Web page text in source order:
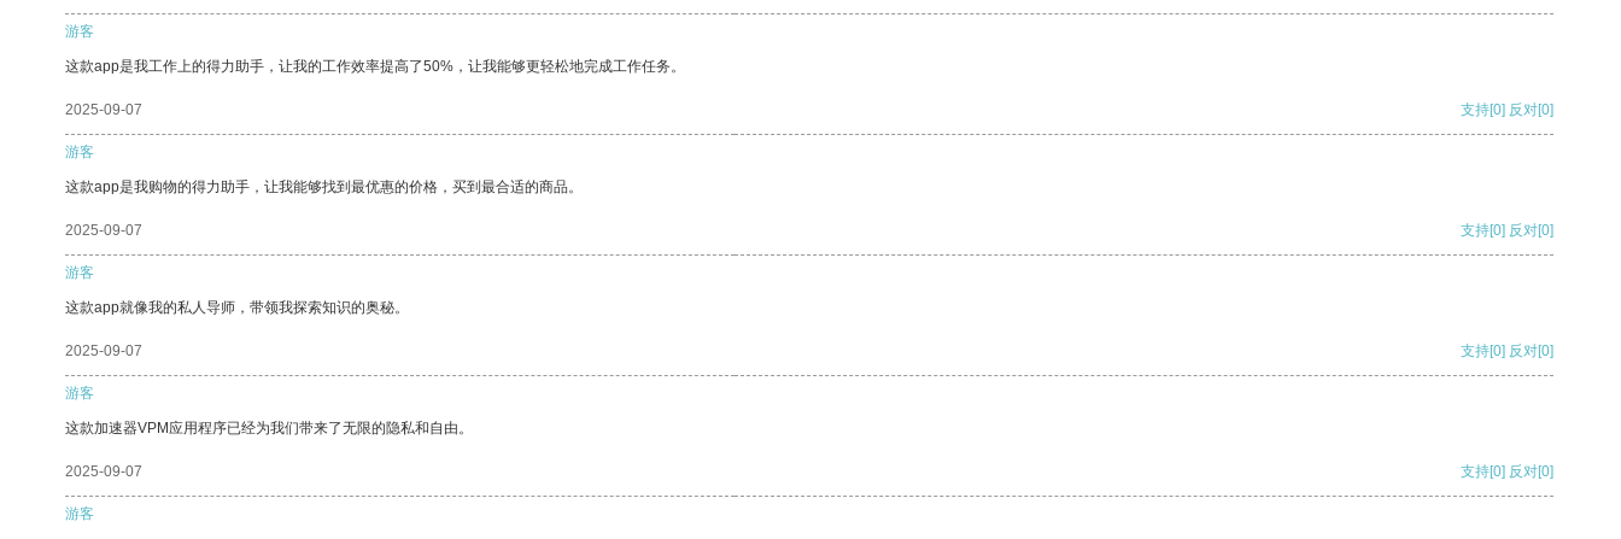
游客
这款app是我工作上的得力助手，让我的工作效率提高了50%，让我能够更轻松地完成工作任务。
2025-09-07 支持[0] 反对[0]
游客
这款app是我购物的得力助手，让我能够找到最优惠的价格，买到最合适的商品。
2025-09-07 支持[0] 反对[0]
游客
这款app就像我的私人导师，带领我探索知识的奥秘。
2025-09-07 支持[0] 反对[0]
游客
这款加速器VPM应用程序已经为我们带来了无限的隐私和自由。
2025-09-07 支持[0] 反对[0]
游客